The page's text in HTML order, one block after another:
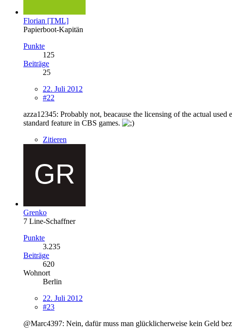
Florian [TML]
Papierboot-Kapitän
Punkte
125
Beiträge
25
22. Juli 2012
#22
azza12345: Probably not, beacause the licensing of the actual
standard feature in CBS games.
Zitieren
Grenko
7 Line-Schaffner
Punkte
3.235
Beiträge
620
Wohnort
Berlin
22. Juli 2012
#23
@Marc4397: Nein, dafür muss man glücklicherweise kein Geld